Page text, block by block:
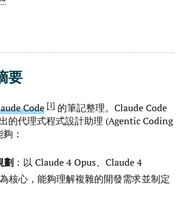
要
Code 1
的筆記整理。Claude Code
的代理式程式設計助理 (Agentic Coding
：
劃 ：以 Claude 4 Opus、Claude 4
核心，能夠理解複雜的開發需求並制定